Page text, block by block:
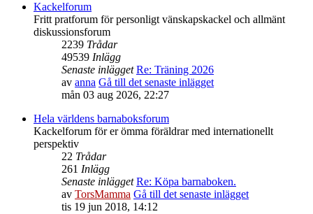
Kackelforum
Fritt pratforum för personligt vänskapskackel och allmänt
diskussionsforum
2239 Trådar
49539 Inlägg
Senaste inlägget Re: Träning 2026
av anna Gå till det senaste inlägget
mån 03 aug 2026, 22:27
Hela världens barnaboksforum
Kackelforum för er ömma föräldrar med internationellt
perspektiv
22 Trådar
261 Inlägg
Senaste inlägget Re: Köpa barnaboken.
av TorsMamma Gå till det senaste inlägget
tis 19 jun 2018, 14:12